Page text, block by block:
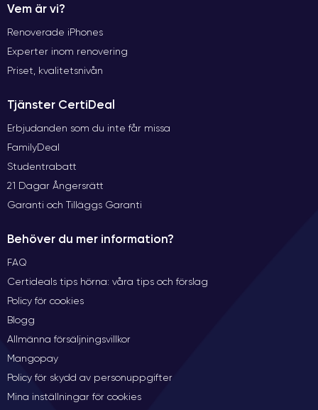
Vem är vi?
Renoverade iPhones
Experter inom renovering
Priset, kvalitetsnivån
Tjänster CertiDeal
Erbjudanden som du inte får missa
FamilyDeal
Studentrabatt
21 Dagar Ångersrätt
Garanti och Tilläggs Garanti
Behöver du mer information?
FAQ
Certideals tips hörna: våra tips och förslag
Policy för cookies
Blogg
Allmänna försäljningsvillkor
Mangopay
Policy för skydd av personuppgifter
Mina inställningar för cookies